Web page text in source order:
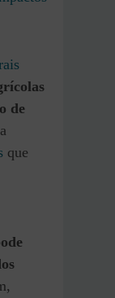
de
que